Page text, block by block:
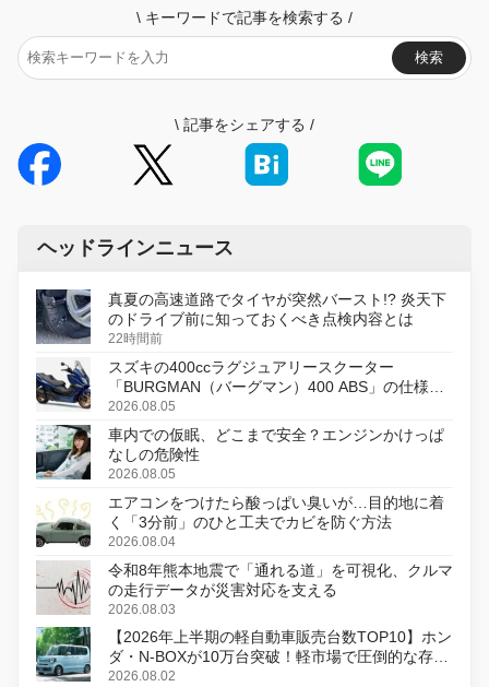
\ キーワードで記事を検索する /
検索
\ 記事をシェアする /
ヘッドラインニュース
真夏の高速道路でタイヤが突然バースト!? 炎天下
のドライブ前に知っておくべき点検内容とは
22時間前
スズキの400ccラグジュアリースクーター
「BURGMAN（バーグマン）400 ABS」の仕様を
変更し、8月18日に発売
2026.08.05
車内での仮眠、どこまで安全？エンジンかけっぱ
なしの危険性
2026.08.05
エアコンをつけたら酸っぱい臭いが…目的地に着
く「3分前」のひと工夫でカビを防ぐ方法
2026.08.04
令和8年熊本地震で「通れる道」を可視化、クルマ
の走行データが災害対応を支える
2026.08.03
【2026年上半期の軽自動車販売台数TOP10】ホン
ダ・N-BOXが10万台突破！軽市場で圧倒的な存在
感
2026.08.02